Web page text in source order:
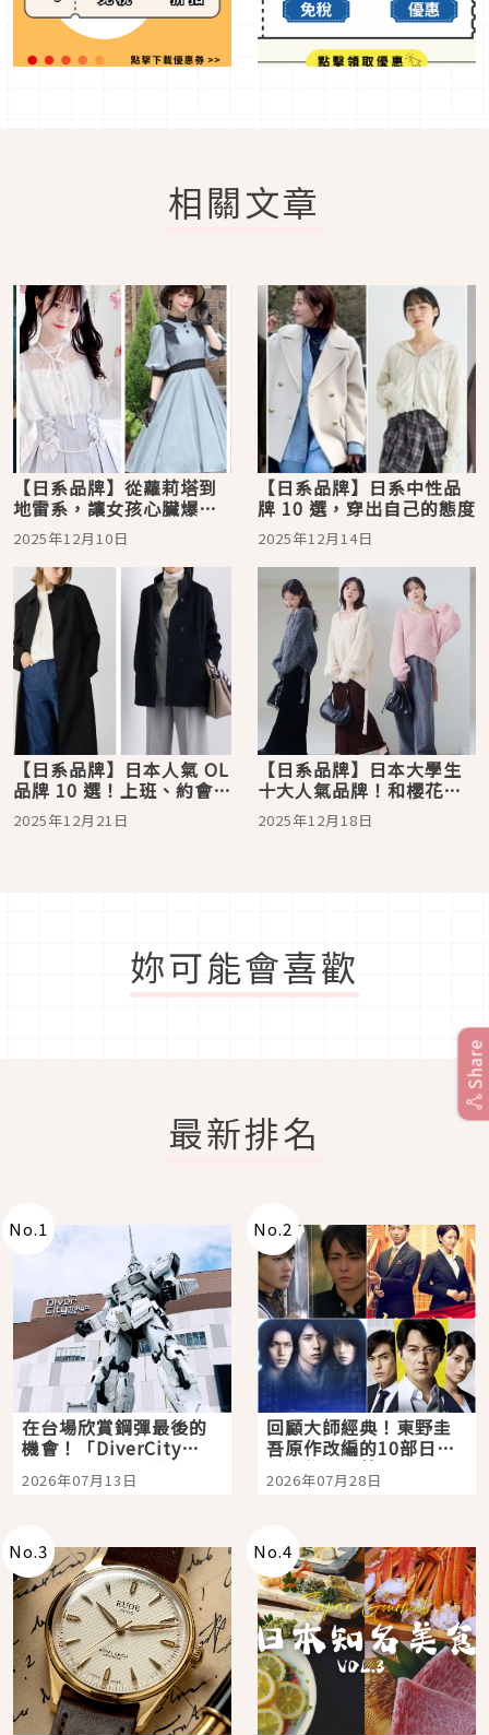
相關文章
【日系品牌】從蘿莉塔到
地雷系，讓女孩心臟爆擊
的「既夢幻又可愛」品牌
10選
2025年12月10日
【日系品牌】日系中性品
牌 10 選，穿出自己的態度
2025年12月14日
【日系品牌】日本人氣 OL
品牌 10 選！上班、約會、
休假都能優雅又俐落
2025年12月21日
【日系品牌】日本大學生
十大人氣品牌！和櫻花妹
一起打造「剛剛好可愛」
的日系穿搭風
2025年12月18日
妳可能會喜歡
最新排名
No.1
在台場欣賞鋼彈最後的
機會！「DiverCity
Tokyo Plaza」搭船、
購物、美食及夜景，一
2026年07月13日
No.2
回顧大師經典！東野圭
吾原作改編的10部日本
影視作品推薦
2026年07月28日
No.3 No.4
Share